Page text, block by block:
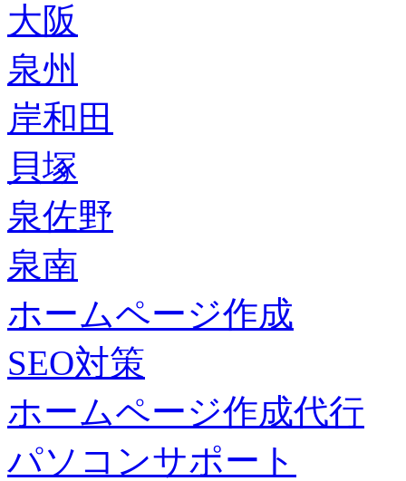
大阪
泉州
岸和田
貝塚
泉佐野
泉南
ホームページ作成
SEO対策
ホームページ作成代行
パソコンサポート